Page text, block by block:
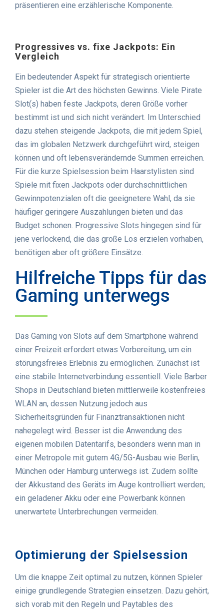
präsentieren eine erzählerische Komponente.
Progressives vs. fixe Jackpots: Ein
Vergleich
Ein bedeutender Aspekt für strategisch orientierte
Spieler ist die Art des höchsten Gewinns. Viele Pirate
Slot(s) haben feste Jackpots, deren Größe vorher
bestimmt ist und sich nicht verändert. Im Unterschied
dazu stehen steigende Jackpots, die mit jedem Spiel,
das im globalen Netzwerk durchgeführt wird, steigen
können und oft lebensverändernde Summen erreichen.
Für die kurze Spielsession beim Haarstylisten sind
Spiele mit fixen Jackpots oder durchschnittlichen
Gewinnpotenzialen oft die geeignetere Wahl, da sie
häufiger geringere Auszahlungen bieten und das
Budget schonen. Progressive Slots hingegen sind für
jene verlockend, die das große Los erzielen vorhaben,
benötigen aber oft größere Einsätze.
Hilfreiche Tipps für das
Gaming unterwegs
Das Gaming von Slots auf dem Smartphone während
einer Freizeit erfordert etwas Vorbereitung, um ein
störungsfreies Erlebnis zu ermöglichen. Zunächst ist
eine stabile Internetverbindung essentiell. Viele Barber
Shops in Deutschland bieten mittlerweile kostenfreies
WLAN an, dessen Nutzung jedoch aus
Sicherheitsgründen für Finanztransaktionen nicht
nahegelegt wird. Besser ist die Anwendung des
eigenen mobilen Datentarifs, besonders wenn man in
einer Metropole mit gutem 4G/5G-Ausbau wie Berlin,
München oder Hamburg unterwegs ist. Zudem sollte
der Akkustand des Geräts im Auge kontrolliert werden;
ein geladener Akku oder eine Powerbank können
unerwartete Unterbrechungen vermeiden.
Optimierung der Spielsession
Um die knappe Zeit optimal zu nutzen, können Spieler
einige grundlegende Strategien einsetzen. Dazu gehört,
sich vorab mit den Regeln und Paytables des